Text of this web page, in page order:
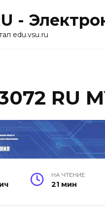
-
edu.vsu.ru
3072 RU
НА ЧТЕНИЕ
21 мин